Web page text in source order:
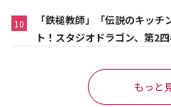
10
「鉄槌教師」「伝説のキッ
ト！スタジオドラゴン、第2
もっと